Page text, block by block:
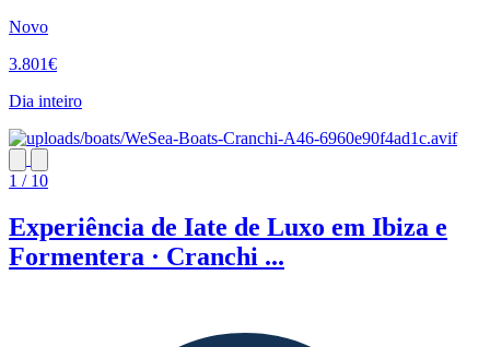
Novo
3.801€
Dia inteiro
1 / 10
Experiência de Iate de Luxo em Ibiza e
Formentera · Cranchi ...